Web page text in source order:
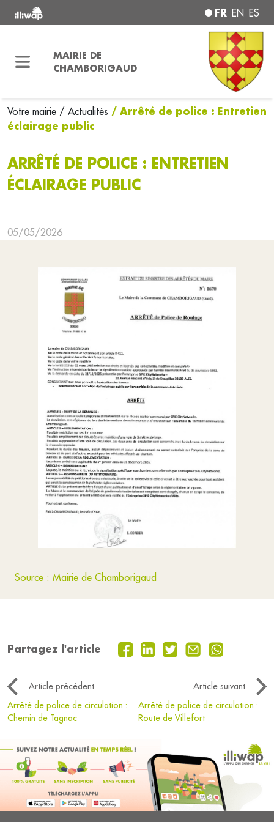
FR EN ES
MAIRIE DE
CHAMBORIGAUD
Votre mairie / Actualités / Arrêté de police : Entretien
éclairage public
ARRÊTÉ DE POLICE : ENTRETIEN
ÉCLAIRAGE PUBLIC
05/05/2026
Source : Mairie de Chamborigaud
Partagez l'article
Article précédent
Article suivant
Arrêté de police de circulation :
Chemin de Tagnac
Arrêté de police de circulation :
Route de Villefort